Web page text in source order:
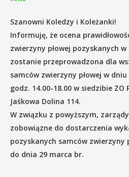
ETYKA ŁOWIECKA
PLIKI DO POBRANIA
POLECANE LINKI
KONTAKT
LOKALIZACJA
DANE TELEADRESOWE
Szanowni Koledzy i Koleżanki!
Informuję, że ocena
zwierzyny płowej pozyskanych w
zostanie przeprowadzona dla
samców zwierzyny płowej w
godz. 14.00-18.00 w siedzibie ZO
Jaśkowa Dolina 114.
W związku z powyższym, zarządy
zobowiązne do dostarczenia
pozyskanych samców zwierzyny
do dnia 29 marca br.